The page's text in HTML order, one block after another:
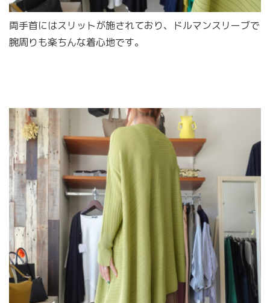
両手首にはスリットが施されており、ドルマンスリーブで
腕周りも楽ちんな着心地です。